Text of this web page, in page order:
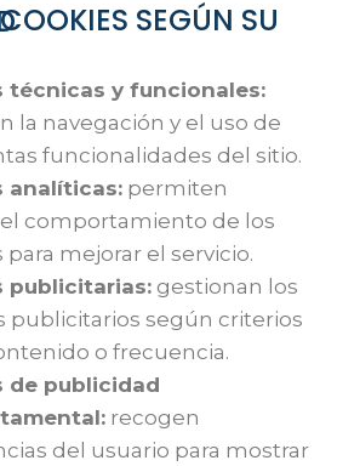
técnicas y funcionales:
la navegación y el uso de
funcionalidades del sitio.
analíticas: permiten
comportamiento de los
para mejorar el servicio.
publicitarias: gestionan los
publicitarios según criterios
o frecuencia.
de publicidad
recogen
del usuario para mostrar